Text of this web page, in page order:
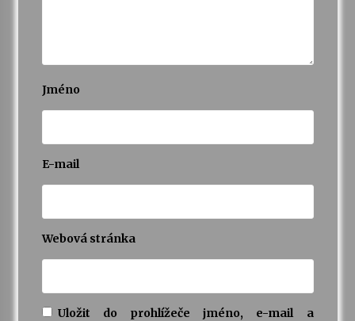
Jméno
E-mail
Webová stránka
Uložit do prohlížeče jméno, e-mail a